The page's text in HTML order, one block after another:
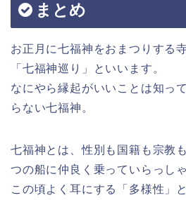
まとめ
お正月に七福神をおまつりする
「七福神巡り」といいます。
なにやら縁起がいいことは知っ
らない七福神。
七福神とは、性別も国籍も宗教
つの船に仲良く乗っていらっし
この頃よく耳にする「多様性」